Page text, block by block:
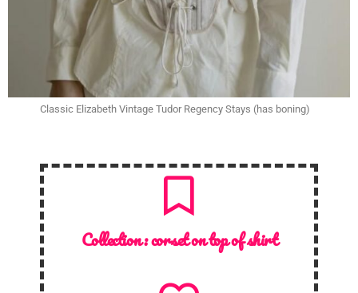
Classic Elizabeth Vintage Tudor Regency Stays (has boning)
Collection :corset on top of shirt